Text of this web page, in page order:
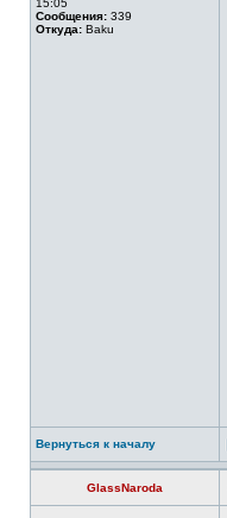
15:05
Сообщения: 339
Откуда: Baku
Вернуться к началу
GlassNaroda